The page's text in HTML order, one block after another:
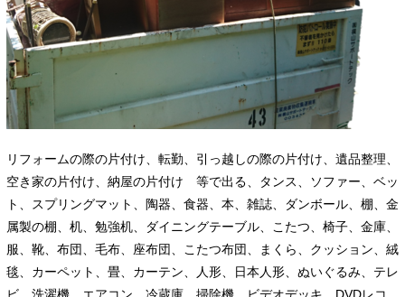
リフォームの際の片付け、転勤、引っ越しの際の片付け、遺品整理、
空き家の片付け、納屋の片付け 等で出る、タンス、ソファー、ベッ
ト、スプリングマット、陶器、食器、本、雑誌、ダンボール、棚、金
属製の棚、机、勉強机、ダイニングテーブル、こたつ、椅子、金庫、
服、靴、布団、毛布、座布団、こたつ布団、まくら、クッション、絨
毯、カーペット、畳、カーテン、人形、日本人形、ぬいぐるみ、テレ
ビ、洗濯機、エアコン、冷蔵庫、掃除機、ビデオデッキ、DVDレコ